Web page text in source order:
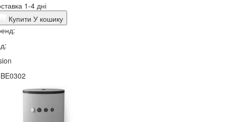
1-4 дні
Купити У кошику